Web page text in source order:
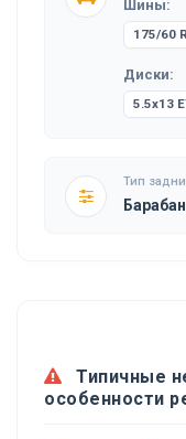
Шины:
175/60
Диски:
5.5x13
Тип
Типичные
особенности